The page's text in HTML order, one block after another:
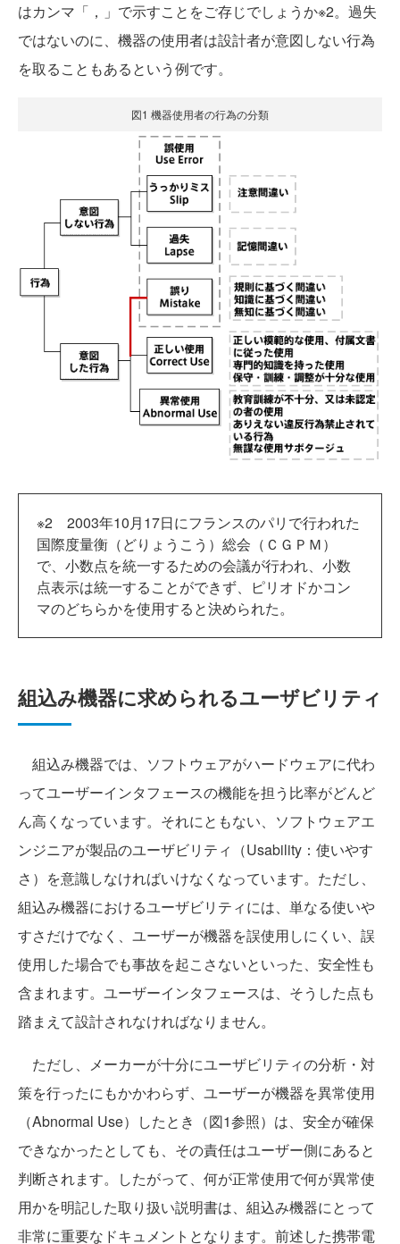
はカンマ「，」で示すことをご存じでしょうか※2。過失
ではないのに、機器の使用者は設計者が意図しない行為
を取ることもあるという例です。
図1 機器使用者の行為の分類
※2 2003年10月17日にフランスのパリで行われた
国際度量衡（どりょうこう）総会（ＣＧＰＭ）
で、小数点を統一するための会議が行われ、小数
点表示は統一することができず、ピリオドかコン
マのどちらかを使用すると決められた。
組込み機器に求められるユーザビリティ
組込み機器では、ソフトウェアがハードウェアに代わ
ってユーザーインタフェースの機能を担う比率がどんど
ん高くなっています。それにともない、ソフトウェアエ
ンジニアが製品のユーザビリティ（Usability：使いやす
さ）を意識しなければいけなくなっています。ただし、
組込み機器におけるユーザビリティには、単なる使いや
すさだけでなく、ユーザーが機器を誤使用しにくい、誤
使用した場合でも事故を起こさないといった、安全性も
含まれます。ユーザーインタフェースは、そうした点も
踏まえて設計されなければなりません。
ただし、メーカーが十分にユーザビリティの分析・対
策を行ったにもかかわらず、ユーザーが機器を異常使用
（Abnormal Use）したとき（図1参照）は、安全が確保
できなかったとしても、その責任はユーザー側にあると
判断されます。したがって、何が正常使用で何が異常使
用かを明記した取り扱い説明書は、組込み機器にとって
非常に重要なドキュメントとなります。前述した携帯電